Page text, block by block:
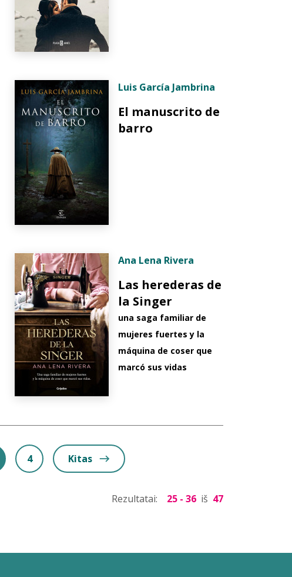
Luis García Jambrina
El manuscrito de
barro
Ana Lena Rivera
Las herederas de
la Singer
una saga familiar de
mujeres fuertes y la
máquina de coser que
marcó sus vidas
4 Kitas
Rezultatai: 25 - 36 iš 47